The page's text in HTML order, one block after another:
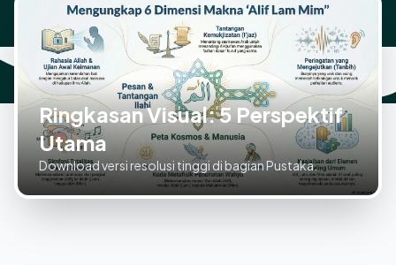
Ringkasan Visual: 5 Perspektif
Utama
Download versi resolusi tinggi di bagian Pustaka.